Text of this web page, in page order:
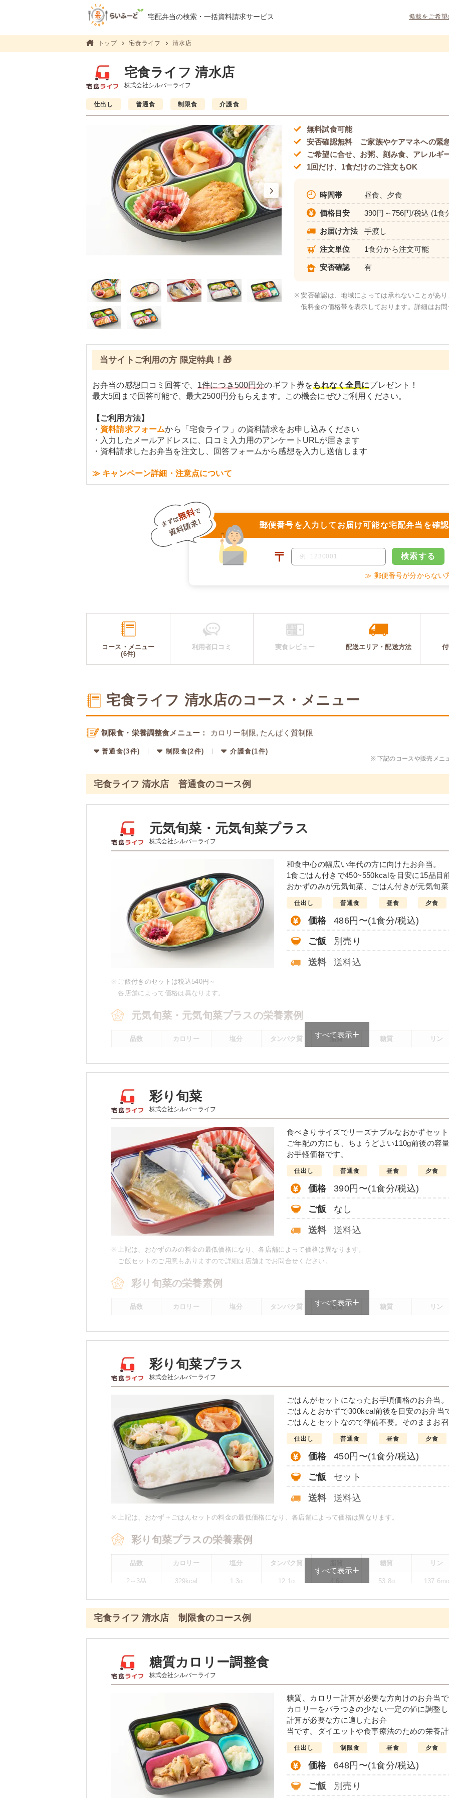
宅配弁当の検索・一括資料請求サービス 掲載をご希
トップ 宅食ライフ 清水店
宅食ライフ 清水店
株式会社シルバーライフ
仕出し 普通食 制限食 介護食
元気旬菜・元気旬菜プラス
無料試食可能
安否確認無料 ご家族やケアマネへの緊
ご希望に合せ、お粥、刻み食、アレルギ
1回だけ、1食だけのご注文もOK
時間帯 昼食、夕食
価格目安 390円～756円/税込 (1食
お届け方法 手渡し
注文単位 1食分から注文可能
安否確認 有
※ 安否確認は、地域によっては承れないことがあ
低料金の価格帯を表示しております。詳細はお
当サイトご利用の方 限定特典！🎁
お弁当の感想口コミ回答で、 1件につき500円分のギフト券をもれなく全員にプレゼント！
最大5回まで回答可能で、最大2500円分もらえます。この機会にぜひご利用ください。
【ご利用方法】
・ 資料請求フォームから「宅食ライフ」の資料請求をお申し込みください
・入力したメールアドレスに、口コミ入力用のアンケートURLが届きます
・資料請求したお弁当を注文し、回答フォームから感想を入力し送信します
≫ キャンペーン詳細・注意点について
郵便番号を入力して お届け可能な宅配弁当を確認
〒 検索する
≫ 郵便番号が分からない
コース・メニュー
(6件)
利用者口コミ 実食レビュー 配送エリア・配送方法
宅食ライフ 清水店のコース・メニュー
制限食・栄養調整食メニュー： カロリー制限, たんぱく質制限
普通食(3件) 制限食(2件) 介護食(1件)
※ 下記のコースや販売メニ
宅食ライフ 清水店 普通食のコース例
元気旬菜・元気旬菜プラス
株式会社シルバーライフ
和食中心の幅広い年代の方に向けたお弁当。
1食ごはん付きで450~550kcalを目安に15品目
おかずのみが元気旬菜、ごはん付きが元気旬
仕出し 普通食 昼食 夕食
価格 486円〜(1食分/税込)
ご飯 別売り
送料 送料込
※ ご飯付きのセットは税込540円～
各店舗によって価格は異なります。
元気旬菜・元気旬菜プラスの栄養素例
品数 カロリー 塩分 タンパク質 脂質 糖質 リン
元気旬菜・元気旬菜プラスのメニュー例
豚肉とナスの味噌炒め
麩と榎のさっと煮
マーボー豆腐
小松菜と玉葱のツナ和え
栄養素
-
※メニューの補足
豆腐ハンバ
カニ風味サラダ
大根と椎茸の煮物
竹輪と野菜の胡麻よごし
※メニューの補足
※ その他備考
すべて表示
彩り旬菜
株式会社シルバーライフ
食べきりサイズでリーズナブルなおかずセッ
ご年配の方にも、ちょうどよい110g前後の容
お手軽価格です。
仕出し 普通食 昼食 夕食
価格 390円〜(1食分/税込)
ご飯 なし
送料 送料込
※
上記は、おかずのみの料金の最低価格になり、各店舗によって価格は異なります。
ご飯セットのご用意もありますので詳細は店舗までお問合せください。
彩り旬菜の栄養素例
品数 カロリー 塩分 タンパク質 脂質 糖質 リン
彩り旬菜のメニュー例
サバの味噌だれがけ
ほうれん草のベーコン和え
豆腐の柚子あんかけ
栄養素
-
※メニューの補足
インゲンソテー
彩りごまサラダ
栄養素
-
※メニューの補足
-
メニューは日替わりです（メニューは一例です）
すべて表示
彩り旬菜プラス
株式会社シルバーライフ
ごはんがセットになったお手頃価格のお弁当。
ごはんとおかずで300kcal前後を目安のお弁当
ごはんとセットなので準備不要。そのままお
仕出し 普通食 昼食 夕食
価格 450円〜(1食分/税込)
ご飯 セット
送料 送料込
※ 上記は、おかず＋ごはんセットの料金の最低価格になり、各店舗によって価格は異なります。
彩り旬菜プラスの栄養素例
品数 カロリー 塩分 タンパク質 糖質 リン
2～3品 329kcal 1.3g 12.1g 4.6g 53.8g 137.6mg
※一例です。メニューにより前後します
彩り旬菜プラスのメニュー例
エビと青梗菜の塩あん
あさりとじゃが芋のピリ辛醤油仕立て
白滝と蒲鉾の煮物
※メニューの補足
しっとり卯の花
栄養素
※メニューの補足
-
＋彩り旬菜プラスの
※ その他備考
すべて表示
宅食ライフ 清水店 制限食のコース例
糖質カロリー調整食
株式会社シルバーライフ
糖質、カロリー計算が必要な方向けのお弁当
カロリーをバラつきの少ない一定の値に調整
計算が必要な方に適したお弁
当です。ダイエットや食事療法のための栄養
仕出し 制限食 昼食 夕食
価格 648円〜(1食分/税込)
ご飯 別売り